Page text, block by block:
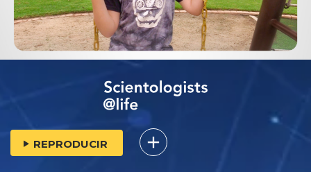
REPRODUCIR